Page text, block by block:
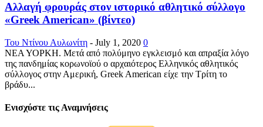
Αλλαγή φρουράς στον ιστορικό αθλητικό σύλλογο
«Greek American» (βίντεο)
Του Ντίνου Αυλωνίτη - July 1, 2020 0
ΝΕΑ ΥΟΡΚΗ. Μετά από πολύμηνο εγκλεισμό και απραξία λόγο
της πανδημίας κορωνοϊού ο αρχαιότερος Ελληνικός αθλητικός
σύλλογος στην Αμερική, Greek American είχε την Τρίτη το
βράδυ...
Ενισχύστε τις Αναμνήσεις